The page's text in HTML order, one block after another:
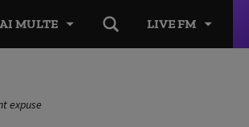
LIVE FM
MULTE
expuse